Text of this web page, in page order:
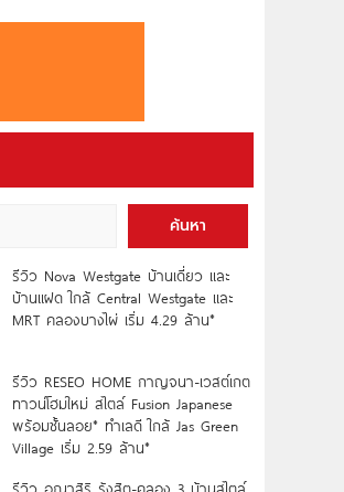
ค้นหา
รีวิว Nova Westgate บ้านเดี่ยว และ
บ้านแฝด ใกล้ Central Westgate และ
MRT คลองบางไผ่ เริ่ม 4.29 ล้าน*
รีวิว RESEO HOME กาญจนา-เวสต์เกต
ทาวน์โฮมใหม่ สไตล์ Fusion Japanese
พร้อมชั้นลอย* ทำเลดี ใกล้ Jas Green
Village เริ่ม 2.59 ล้าน*